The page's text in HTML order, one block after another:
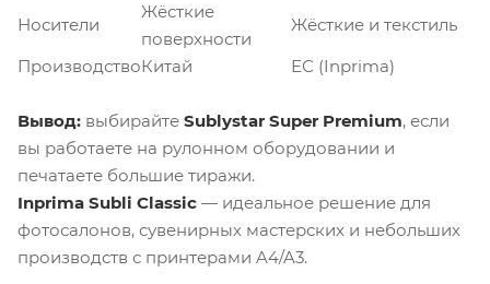
Носители
Жёсткие
поверхности
Жёсткие и текстиль
ПроизводствоКитай ЕС (Inprima)
Вывод: выбирайте Sublystar Super Premium, если
вы работаете на рулонном оборудовании и
печатаете большие тиражи.
Inprima Subli Classic — идеальное решение для
фотосалонов, сувенирных мастерских и небольших
производств с принтерами A4/A3.